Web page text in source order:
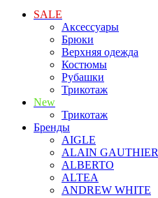
SALE
Аксессуары
Брюки
Верхняя одежда
Костюмы
Рубашки
Трикотаж
New
Трикотаж
Бренды
AIGLE
ALAIN GAUTHIER
ALBERTO
ALTEA
ANDREW WHITE